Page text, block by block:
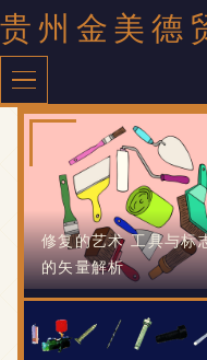
贵州金美德
修复的艺术 工具与标
的矢量解析